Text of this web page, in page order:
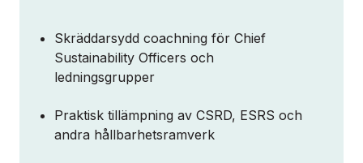
Skräddarsydd coachning för Chief
Sustainability Officers och
ledningsgrupper
Praktisk tillämpning av CSRD, ESRS och
andra hållbarhetsramverk